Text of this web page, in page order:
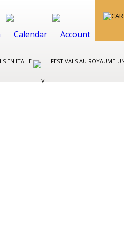
EN ITALIE FESTIVALS AU ROYAUME-